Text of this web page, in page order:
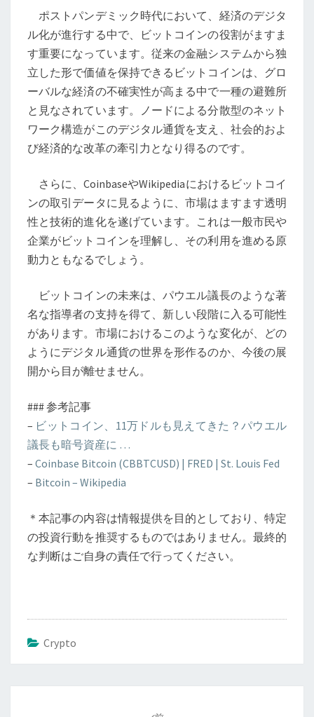
ミ
ッ
ク
時
代
の
新
展
ポストパンデミック時代において、経済のデジタ
ル化が進行する中で、ビットコインの役割がますま
す重要になっています。従来の金融システムから独
立した形で価値を保持できるビットコインは、グロ
ーバルな経済の不確実性が高まる中で一種の避難所
と見なされています。ノードによる分散型のネット
ワーク構造がこのデジタル通貨を支え、社会的およ
び経済的な改革の牽引力となり得るのです。
さらに、CoinbaseやWikipediaにおけるビットコイ
ンの取引データに見るように、市場はますます透明
性と技術的進化を遂げています。これは一般市民や
企業がビットコインを理解し、その利用を進める原
動力ともなるでしょう。
ビットコインの未来は、パウエル議長のような著
名な指導者の支持を得て、新しい段階に入る可能性
があります。市場におけるこのような変化が、どの
ようにデジタル通貨の世界を形作るのか、今後の展
開から目が離せません。
### 参考記事
– ビットコイン、11万ドルも見えてきた？パウエル
議長も暗号資産に …
– Coinbase Bitcoin (CBBTCUSD) | FRED | St. Louis Fed
– Bitcoin – Wikipedia
＊本記事の内容は情報提供を目的としており、特定
の投資行動を推奨するものではありません。最終的
な判断はご自身の責任で行ってください。
Crypto